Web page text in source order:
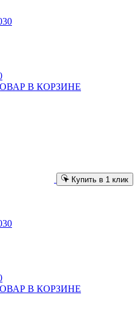
В КОРЗИНЕ
Купить в 1 клик
В КОРЗИНЕ